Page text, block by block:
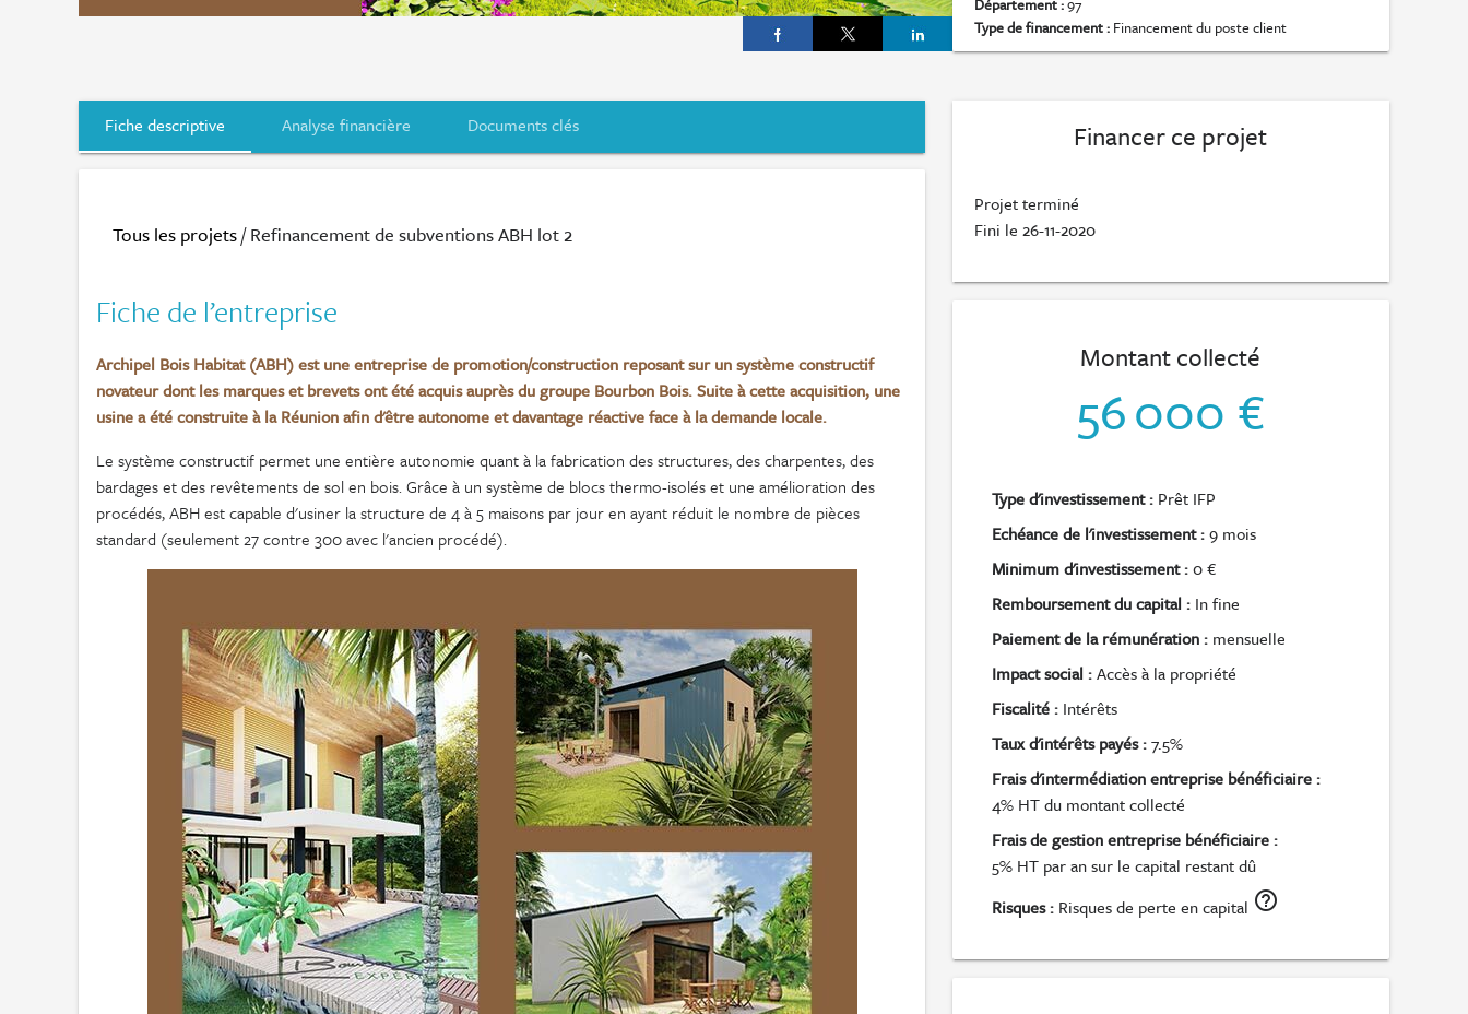
Département :97
Type de financement : Financement du poste client
Fiche descriptive Analyse financière Documents clés
Tous les projets/ Refinancement de subventions ABH lot 2
Fiche de l’entreprise
Archipel Bois Habitat (ABH) est une entreprise de promotion/construction reposant sur un système constructif
novateur dont les marques et brevets ont été acquis auprès du groupe Bourbon Bois. Suite à cette acquisition, une
usine a été construite à la Réunion afin d'être autonome et davantage réactive face à la demande locale.
Le système constructif permet une entière autonomie quant à la fabrication des structures, des charpentes, des
bardages et des revêtements de sol en bois. Grâce à un système de blocs thermo-isolés et une amélioration des
procédés, ABH est capable d'usiner la structure de 4 à 5 maisons par jour en ayant réduit le nombre de pièces
standard (seulement 27 contre 300 avec l'ancien procédé).
Financer ce projet
Projet terminé
Fini le 26-11-2020
Montant collecté
56 000 €
Type d'investissement : Prêt IFP
Echéance de l'investissement :9 mois
Minimum d'investissement :0 €
Remboursement du capital : In fine
Paiement de la rémunération : mensuelle
Impact social :Accès à la propriété
Fiscalité : Intérêts
Taux d'intérêts payés :7.5%
Frais d'intermédiation entreprise bénéficiaire :
4% HT du montant collecté
Frais de gestion entreprise bénéficiaire :
5% HT par an sur le capital restant dû
Risques : Risques de perte en capital help_outline